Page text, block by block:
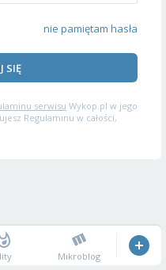
nie pamiętam hasła
SIĘ
serwisu Wykop.pl w jego
Regulaminu w całości,
Mikroblog